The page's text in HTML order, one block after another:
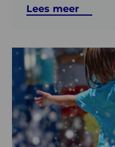
Lees meer
Lees
meer
over
Klimaatverandering
en
gezondheid:
richtingen